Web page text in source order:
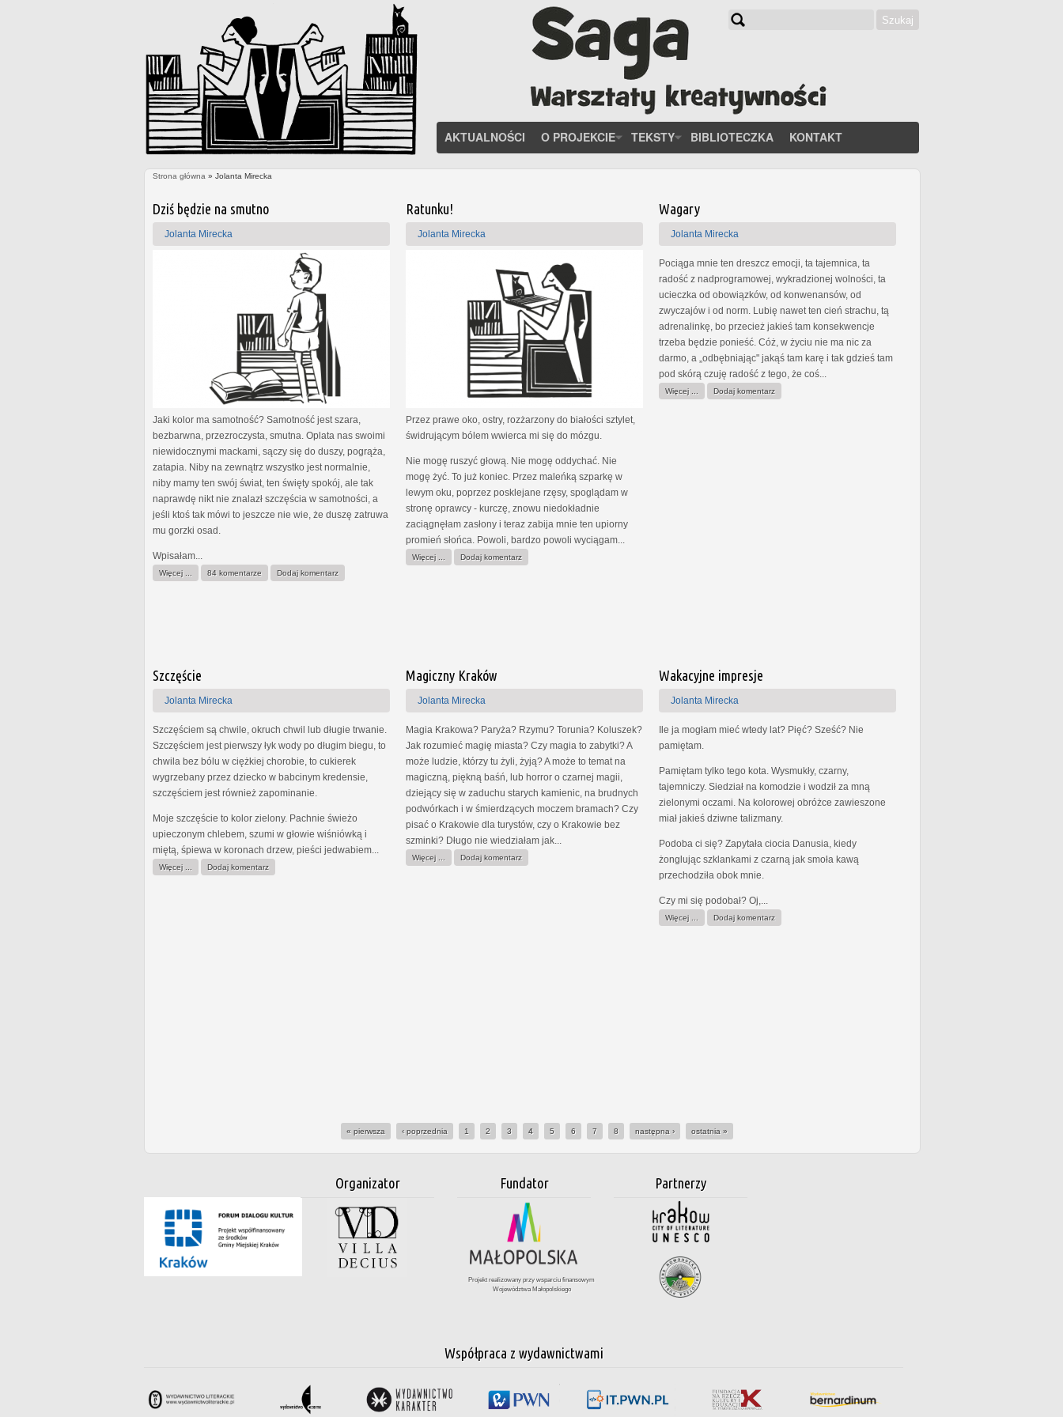
Szukaj
AKTUALNOŚCI O PROJEKCIE TEKSTY BIBLIOTECZKA KONTAKT
Strona główna » Jolanta Mirecka
Dziś będzie na smutno
Jolanta Mirecka
Jaki kolor ma samotność? Samotność jest szara,
bezbarwna, przezroczysta, smutna. Oplata nas swoimi
niewidocznymi mackami, sączy się do duszy, pogrąża,
zatapia. Niby na zewnątrz wszystko jest normalnie,
niby mamy ten swój świat, ten święty spokój, ale tak
naprawdę nikt nie znalazł szczęścia w samotności, a
jeśli ktoś tak mówi to jeszcze nie wie, że duszę zatruwa
mu gorzki osad.
Wpisałam...
Więcej ... 84 komentarze Dodaj komentarz
Ratunku!
Jolanta Mirecka
Przez prawe oko, ostry, rozżarzony do białości sztylet,
świdrującym bólem wwierca mi się do mózgu.
Nie mogę ruszyć głową. Nie mogę oddychać. Nie
mogę żyć. To już koniec. Przez maleńką szparkę w
lewym oku, poprzez posklejane rzęsy, spoglądam w
stronę oprawcy - kurczę, znowu niedokładnie
zaciągnęłam zasłony i teraz zabija mnie ten upiorny
promień słońca. Powoli, bardzo powoli wyciągam...
Więcej ... Dodaj komentarz
Wagary
Jolanta Mirecka
Pociąga mnie ten dreszcz emocji, ta tajemnica, ta
radość z nadprogramowej, wykradzionej wolności, ta
ucieczka od obowiązków, od konwenansów, od
zwyczajów i od norm. Lubię nawet ten cień strachu, tą
adrenalinkę, bo przecież jakieś tam konsekwencje
trzeba będzie ponieść. Cóż, w życiu nie ma nic za
darmo, a „odbębniając" jakąś tam karę i tak gdzieś tam
pod skórą czuję radość z tego, że coś...
Więcej ... Dodaj komentarz
Szczęście
Jolanta Mirecka
Szczęściem są chwile, okruch chwil lub długie trwanie.
Szczęściem jest pierwszy łyk wody po długim biegu, to
chwila bez bólu w ciężkiej chorobie, to cukierek
wygrzebany przez dziecko w babcinym kredensie,
szczęściem jest również zapominanie.
Moje szczęście to kolor zielony. Pachnie świeżo
upieczonym chlebem, szumi w głowie wiśniówką i
miętą, śpiewa w koronach drzew, pieści jedwabiem...
Więcej ... Dodaj komentarz
Magiczny Kraków
Jolanta Mirecka
Magia Krakowa? Paryża? Rzymu? Torunia? Koluszek?
Jak rozumieć magię miasta? Czy magia to zabytki? A
może ludzie, którzy tu żyli, żyją? A może to temat na
magiczną, piękną baśń, lub horror o czarnej magii,
dziejący się w zaduchu starych kamienic, na brudnych
podwórkach i w śmierdzących moczem bramach? Czy
pisać o Krakowie dla turystów, czy o Krakowie bez
szminki? Długo nie wiedziałam jak...
Więcej ... Dodaj komentarz
Wakacyjne impresje
Jolanta Mirecka
Ile ja mogłam mieć wtedy lat? Pięć? Sześć? Nie
pamiętam.
Pamiętam tylko tego kota. Wysmukły, czarny,
tajemniczy. Siedział na komodzie i wodził za mną
zielonymi oczami. Na kolorowej obróżce zawieszone
miał jakieś dziwne talizmany.
Podoba ci się? Zapytała ciocia Danusia, kiedy
żonglując szklankami z czarną jak smoła kawą
przechodziła obok mnie.
Czy mi się podobał? Oj,...
Więcej ... Dodaj komentarz
Strony
« pierwsza ‹ poprzednia 1 2 3 4 5 6 7 8 następna › ostatnia »
Organizator Fundator
Projekt realizowany przy wsparciu finansowym
Województwa Małopolskiego
Partnerzy
Współpraca z wydawnictwami